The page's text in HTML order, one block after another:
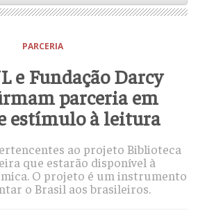
PARCERIA
e Fundação Darcy
parceria em
estímulo à leitura
ao projeto Biblioteca
que estarão disponível à
O projeto é um instrumento
o Brasil aos brasileiros.